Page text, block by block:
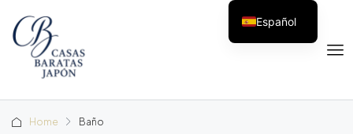
Home Baño
Español